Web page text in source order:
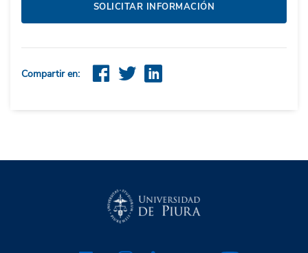
SOLICITAR INFORMACIÓN
Compartir en: